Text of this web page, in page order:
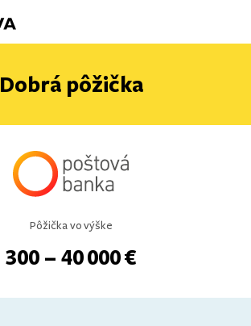
Dobrá pôžička
Pôžička vo výške
300 – 40 000 €